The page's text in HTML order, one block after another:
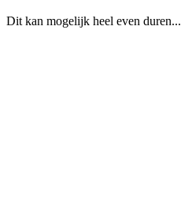
Dit kan mogelijk heel even duren...